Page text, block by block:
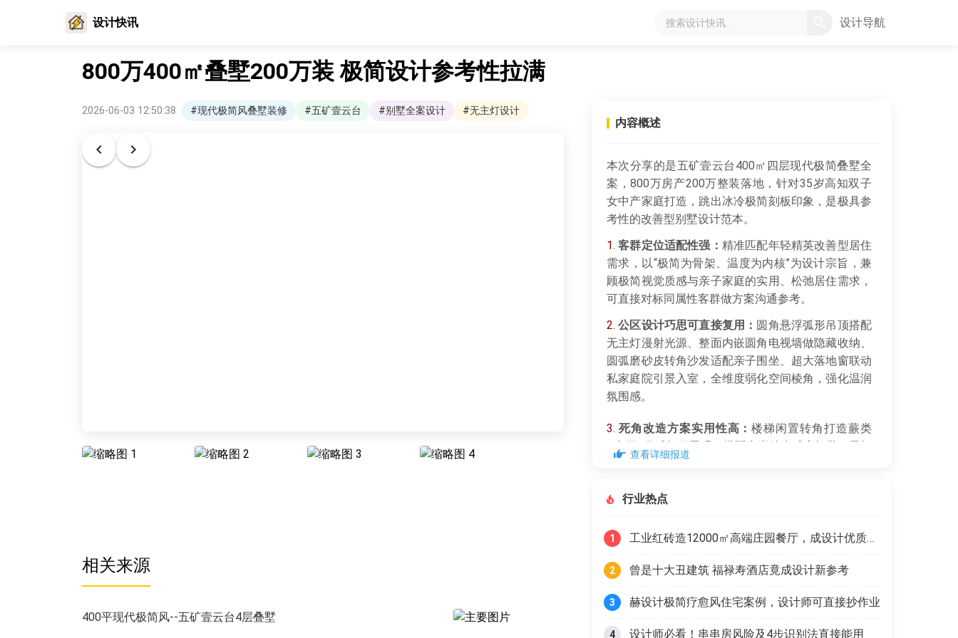
设计快讯 设计导航
800万400㎡叠墅200万装 极简设计参考性拉满
2026-06-03 12:50:38 #现代极简风叠墅装修 #五矿壹云台 #别墅全案设计 #无主灯设计
相关来源
400平现代极简风--五矿壹云台4层叠墅
内容概述
本次分享的是五矿壹云台400㎡四层现代极简叠墅全
案，800万房产200万整装落地，针对35岁高知双子
女中产家庭打造，跳出冰冷极简刻板印象，是极具参
考性的改善型别墅设计范本。
1. 客群定位适配性强： 精准匹配年轻精英改善型居住
需求，以“极简为骨架、温度为内核”为设计宗旨，兼
顾极简视觉质感与亲子家庭的实用、松弛居住需求，
可直接对标同属性客群做方案沟通参考。
2. 公区设计巧思可直接复用： 圆角悬浮弧形吊顶搭配
无主灯漫射光源、整面内嵌圆角电视墙做隐藏收纳、
圆弧磨砂皮转角沙发适配亲子围坐、超大落地窗联动
私家庭院引景入室，全维度弱化空间棱角，强化温润
氛围感。
3. 死角改造方案实用性高：楼梯闲置转角打造蕨类
+山石+月球灯微景观，搭配内嵌踏步感应灯带、黑框
极简玻璃护栏，同时解决楼梯间阴暗、空间浪费、儿
方案中。
查看详细报道
行业热点
1 工业红砖造12000㎡高端庄园餐厅，成设计优质范本
2 曾是十大丑建筑 福禄寿酒店竟成设计新参考
3 赫设计极简疗愈风住宅案例，设计师可直接抄作业
4 设计师必看！串串房风险及4步识别法直接能用